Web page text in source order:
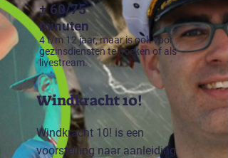
± 60/75
minuten
4 t/m 12 jaar, maar is ook voor
gezinsdiensten te boeken of als
livestream.
Windkracht 10!
Windkracht 10! is een
voorstelling naar aanleiding